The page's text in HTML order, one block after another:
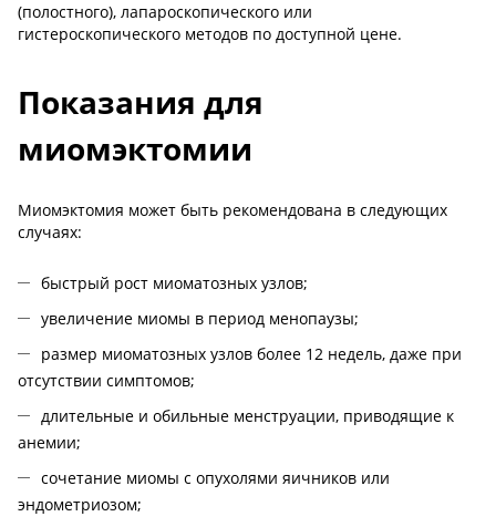
(полостного), лапароскопического или
гистероскопического методов по доступной цене.
Показания для
миомэктомии
Миомэктомия может быть рекомендована в следующих
случаях:
быстрый рост миоматозных узлов;
увеличение миомы в период менопаузы;
размер миоматозных узлов более 12 недель, даже при
отсутствии симптомов;
длительные и обильные менструации, приводящие к
анемии;
сочетание миомы с опухолями яичников или
эндометриозом;